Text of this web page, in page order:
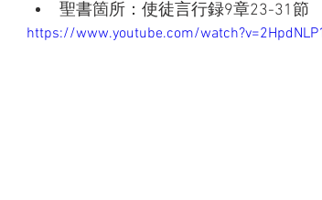
聖書箇所：使徒言行録9章23-31節
https://www.youtube.com/